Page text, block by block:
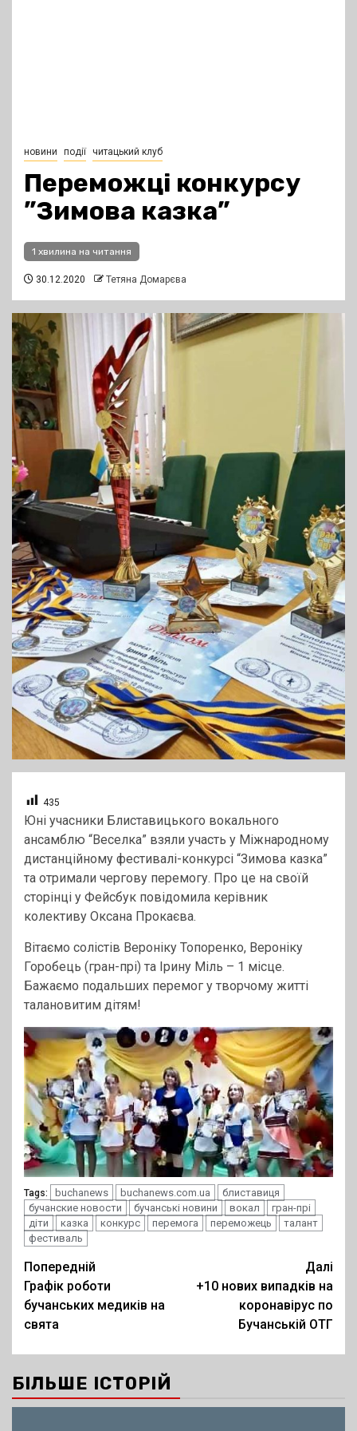
новини події читацький клуб
Переможці конкурсу
”Зимова казка”
1 хвилина на читання
30.12.2020 Тетяна Домарєва
435
Юні учасники Блиставицького вокального
ансамблю “Веселка” взяли участь у Міжнародному
дистанційному фестивалі-конкурсі “Зимова казка”
та отримали чергову перемогу. Про це на своїй
сторінці у Фейсбук повідомила керівник
колективу Оксана Прокаєва.
Вітаємо солістів Вероніку Топоренко, Вероніку
Горобець (гран-прі) та Ірину Міль – 1 місце.
Бажаємо подальших перемог у творчому житті
талановитим дітям!
Tags: buchanews buchanews.com.ua
блиставиця
бучанские новости
бучанські новини вокал
гран-прі
діти
казка конкурс перемога переможець
талант
фестиваль
Post
navigation
Попередній
Графік роботи
бучанських медиків на
свята
Далі
+10 нових випадків на
коронавірус по
Бучанській ОТГ
БІЛЬШЕ ІСТОРІЙ